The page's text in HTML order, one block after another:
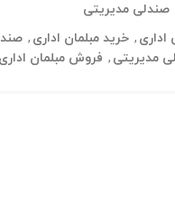
صندلی مدیریتی
, خرید مبلمان اداری ,
مدیریتی , فروش مبلمان اداری